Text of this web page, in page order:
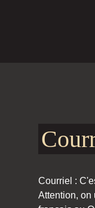
Courriel :
Attention, on